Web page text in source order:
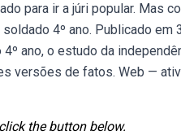
para ir a júri popular. Mas
4º ano. Publicado em
ano, o estudo da
versões de fatos. Web —
the button below.